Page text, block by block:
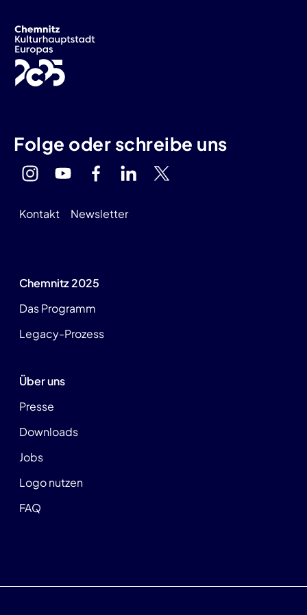
Folge oder schreibe uns
Kontakt Newsletter
Chemnitz 2025
Das Programm
Legacy-Prozess
Über uns
Presse
Downloads
Jobs
Logo nutzen
FAQ